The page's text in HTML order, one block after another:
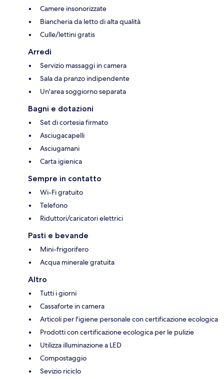
Camere insonorizzate
Biancheria da letto di alta qualità
Culle/lettini gratis
Arredi
Servizio massaggi in camera
Sala da pranzo indipendente
Un'area soggiorno separata
Bagni e dotazioni
Set di cortesia firmato
Asciugacapelli
Asciugamani
Carta igienica
Sempre in contatto
Wi-Fi gratuito
Telefono
Riduttori/caricatori elettrici
Pasti e bevande
Mini-frigorifero
Acqua minerale gratuita
Altro
Tutti i giorni
Cassaforte in camera
Articoli per l'igiene personale con certificazione ecologica
Prodotti con certificazione ecologica per le pulizie
Utilizza illuminazione a LED
Compostaggio
Sevizio riciclo